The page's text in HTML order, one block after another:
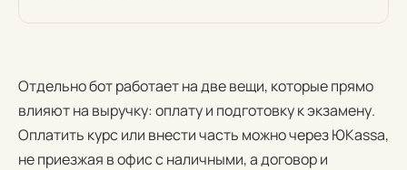
Отдельно бот работает на две вещи, которые прямо
влияют на выручку: оплату и подготовку к экзамену.
Оплатить курс или внести часть можно через ЮKassa,
не приезжая в офис с наличными, а договор и